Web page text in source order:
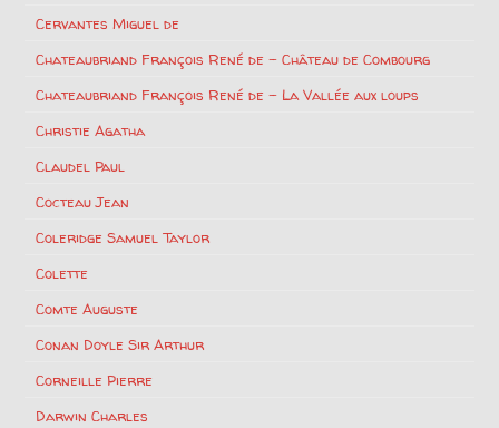
Cervantes Miguel de
Chateaubriand François René de – Château de Combourg
Chateaubriand François René de – La Vallée aux loups
Christie Agatha
Claudel Paul
Cocteau Jean
Coleridge Samuel Taylor
Colette
Comte Auguste
Conan Doyle Sir Arthur
Corneille Pierre
Darwin Charles